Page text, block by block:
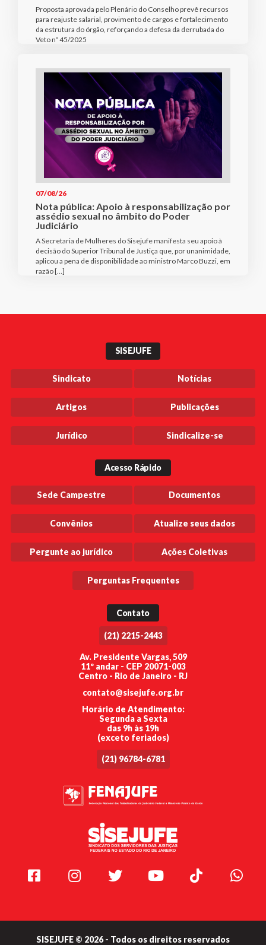
Proposta aprovada pelo Plenário do Conselho prevê recursos
para reajuste salarial, provimento de cargos e fortalecimento
da estrutura do órgão, reforçando a defesa da derrubada do
Veto nº 45/2025
07/08/26
Nota pública: Apoio à responsabilização por
assédio sexual no âmbito do Poder
Judiciário
A Secretaria de Mulheres do Sisejufe manifesta seu apoio à
decisão do Superior Tribunal de Justiça que, por unanimidade,
aplicou a pena de disponibilidade ao ministro Marco Buzzi, em
razão […]
SISEJUFE
Sindicato Notícias
Artigos Publicações
Jurídico Sindicalize-se
Acesso Rápido
Sede Campestre Documentos
Convênios Atualize seus dados
Pergunte ao jurídico Ações Coletivas
Perguntas Frequentes
Contato
(21) 2215-2443
Av. Presidente Vargas, 509
11º andar - CEP 20071-003
Centro - Rio de Janeiro - RJ
contato@sisejufe.org.br
Horário de Atendimento:
Segunda a Sexta
das 9h às 19h
(exceto feriados)
(21) 96784-6781
Facebook Instagram Twitter Youtube TikTok
SISEJUFE © 2026 - Todos os direitos reservados